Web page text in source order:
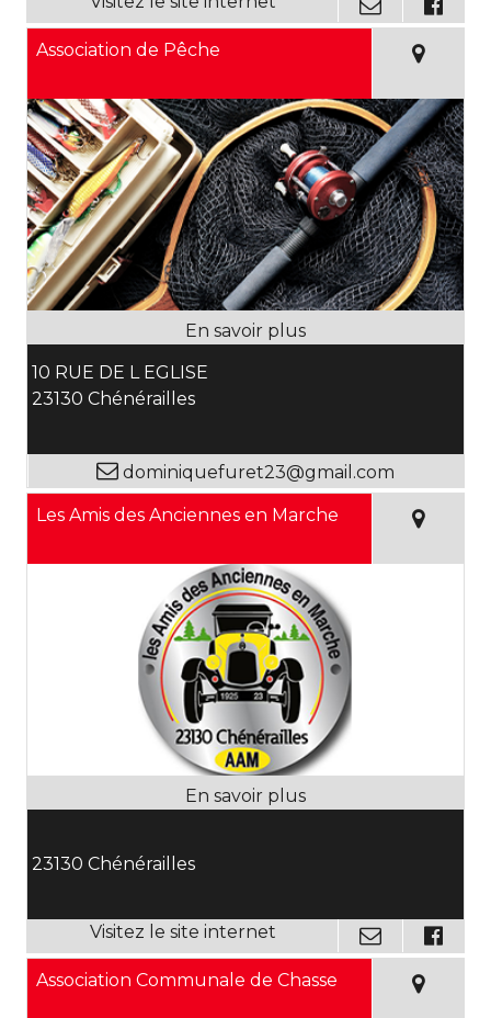
Association de Pêche
10 RUE DE L EGLISE
23130 Chénérailles
dominiquefuret23@gmail.com
Les Amis des Anciennes en Marche
23130 Chénérailles
Association Communale de Chasse